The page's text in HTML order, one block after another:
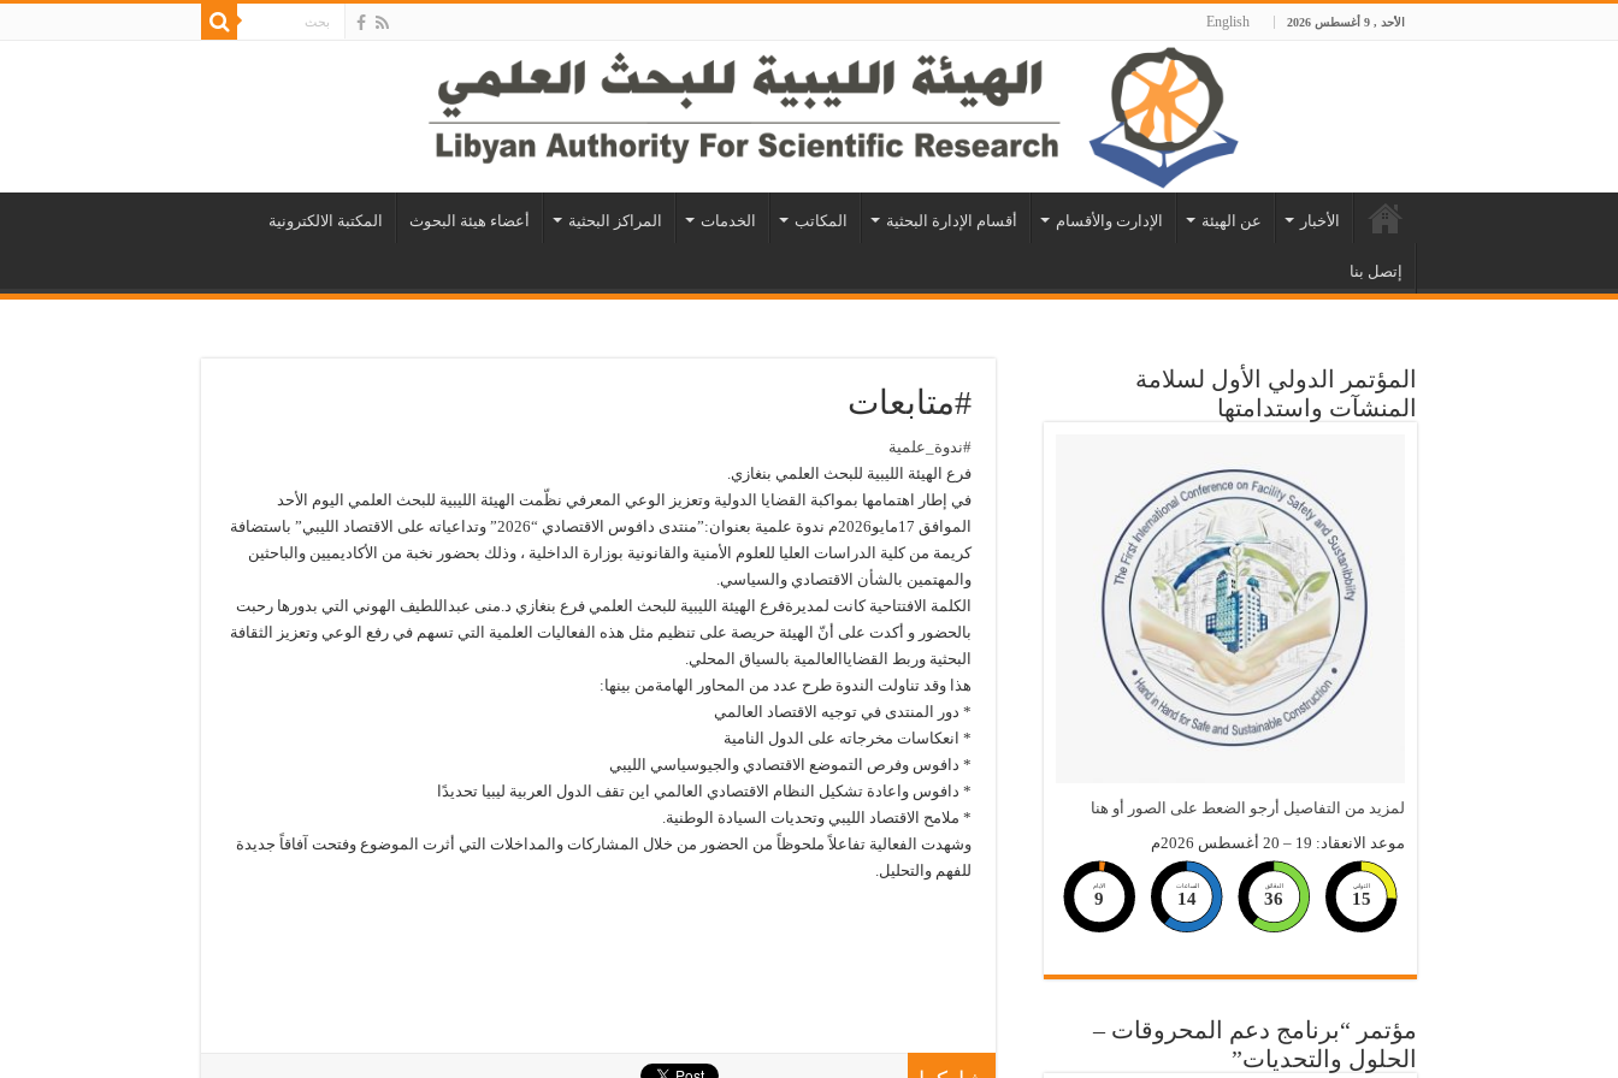
الأحد , 9 أغسطس 2026 English
الأخبار عن الهيئة الإدارت والأقسام أقسام الإدارة البحثية المكاتب الخدمات المراكز البحثية أعضاء هيئة البحوث المكتبة الالكترونية
إتصل بنا
#متابعات
#ندوة_علمية
فرع الهيئة الليبية للبحث العلمي بنغازي.
في إطار اهتمامها بمواكبة القضايا الدولية وتعزيز الوعي المعرفي نظّمت الهيئة الليبية للبحث العلمي اليوم الأحد
الموافق 17مايو2026م ندوة علمية بعنوان:”منتدى دافوس الاقتصادي “2026” وتداعياته على الاقتصاد الليبي” باستضافة
كريمة من كلية الدراسات العليا للعلوم الأمنية والقانونية بوزارة الداخلية ، وذلك بحضور نخبة من الأكاديميين والباحثين
والمهتمين بالشأن الاقتصادي والسياسي.
الكلمة الافتتاحية كانت لمديرةفرع الهيئة الليبية للبحث العلمي فرع بنغازي د.منى عبداللطيف الهوني التي بدورها رحبت
بالحضور و أكدت على أنّ الهيئة حريصة على تنظيم مثل هذه الفعاليات العلمية التي تسهم في رفع الوعي وتعزيز الثقافة
البحثية وربط القضاياالعالمية بالسياق المحلي.
هذا وقد تناولت الندوة طرح عدد من المحاور الهامةمن بينها:
* دور المنتدى في توجيه الاقتصاد العالمي
* انعكاسات مخرجاته على الدول النامية
* دافوس وفرص التموضع الاقتصادي والجيوسياسي الليبي
* دافوس واعادة تشكيل النظام الاقتصادي العالمي اين تقف الدول العربية ليبيا تحديدًا
* ملامح الاقتصاد الليبي وتحديات السيادة الوطنية.
وشهدت الفعالية تفاعلاً ملحوظاً من الحضور من خلال المشاركات والمداخلات التي أثرت الموضوع وفتحت آفاقاً جديدة
للفهم والتحليل.
المؤتمر الدولي الأول لسلامة
المنشآت واستدامتها
لمزيد من التفاصيل أرجو الضعط على الصور أو هنا
موعد الانعقاد: 19 – 20 أغسطس 2026م
الايام
9
الساعات
14
الدقائق
36
الثواني
14
مؤتمر “برنامج دعم المحروقات –
الحلول والتحديات”